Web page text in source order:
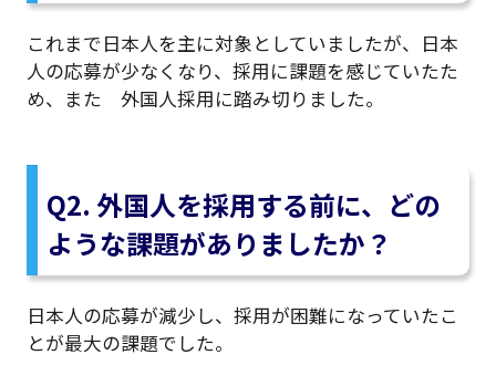
これまで日本人を主に対象としていましたが、日本
人の応募が少なくなり、採用に課題を感じていたた
め、また 外国人採用に踏み切りました。
Q2. 外国人を採用する前に、どの
ような課題がありましたか？
日本人の応募が減少し、採用が困難になっていたこ
とが最大の課題でした。